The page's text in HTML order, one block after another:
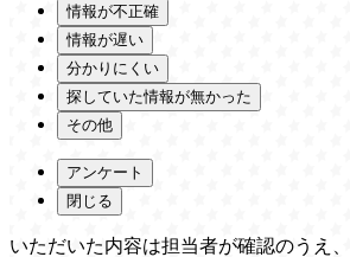
情報が不正確
情報が遅い
分かりにくい
探していた情報が無かった
その他
アンケート
閉じる
いただいた内容は担当者が確認のうえ